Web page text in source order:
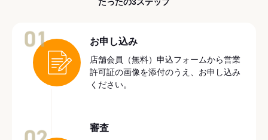
お申し込み
店舗会員（無料）申込フォームから営業
許可証の画像を添付のうえ、お申し込み
ください。
審査